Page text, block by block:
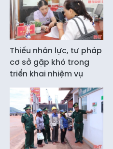
Thiếu nhân lực, tư pháp
cơ sở gặp khó trong
triển khai nhiệm vụ